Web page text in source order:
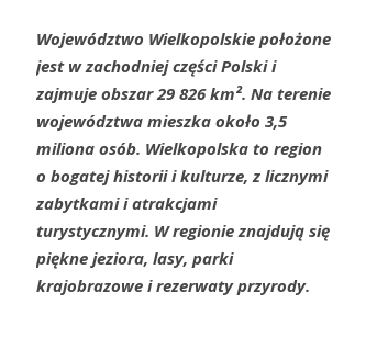
Województwo Wielkopolskie położone
jest w zachodniej części Polski i
zajmuje obszar 29 826 km². Na terenie
województwa mieszka około 3,5
miliona osób. Wielkopolska to region
o bogatej historii i kulturze, z licznymi
zabytkami i atrakcjami
turystycznymi. W regionie znajdują się
piękne jeziora, lasy, parki
krajobrazowe i rezerwaty przyrody.